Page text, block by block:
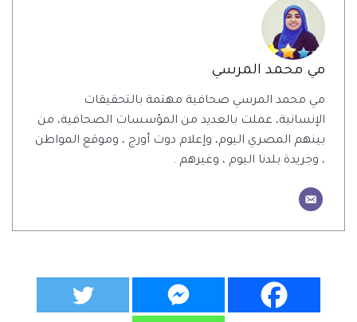
مي محمد المرسي
مي محمد المرسي صحافية مهتمة بالتحقيقات
الإنسانية، عملت بالعديد من المؤسسات الصحافية، من
بينهم المصري اليوم، وإعلام دوت أورج ، وموقع المواطن
، وجريدة بلدنا اليوم ، وغيرهم .